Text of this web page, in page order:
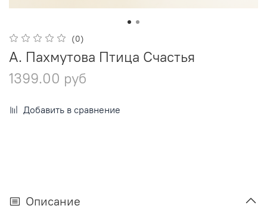
(0)
А. Пахмутова Птица Счастья
1399.00 руб
Добавить в сравнение
Описание